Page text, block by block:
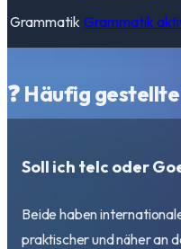
Grammatik Grammatik
❓ Häufig
Soll ich telc oder
Beide haben
praktischer und näher an